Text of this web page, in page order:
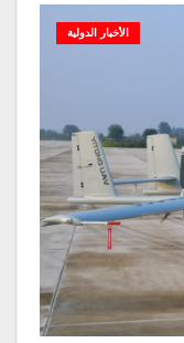
الأخبار الدولية